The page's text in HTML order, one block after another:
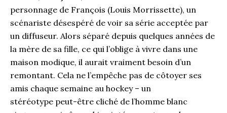
personnage de François (Louis Morrissette), un
scénariste désespéré de voir sa série acceptée par
un diffuseur. Alors séparé depuis quelques années de
la mère de sa fille, ce qui l’oblige à vivre dans une
maison modique, il aurait vraiment besoin d’un
remontant. Cela ne l’empêche pas de côtoyer ses
amis chaque semaine au hockey – un
stéréotype peut-être cliché de l’homme blanc